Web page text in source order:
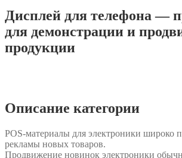
Дисплей для телефона —
для демонстрации и
продукции
Описание категории
POS-материалы для электроники широко
рекламы новых товаров.
Продвижение новинок электроники